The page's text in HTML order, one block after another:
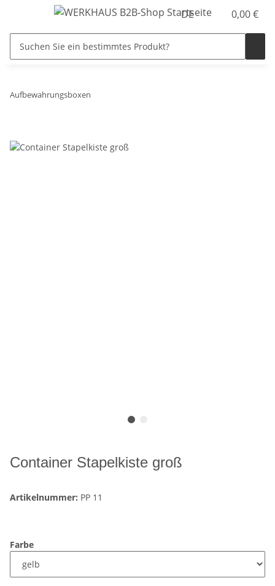
DE 0,00 €
Aufbewahrungsboxen
Container Stapelkiste groß
Artikelnummer: PP 11
Farbe